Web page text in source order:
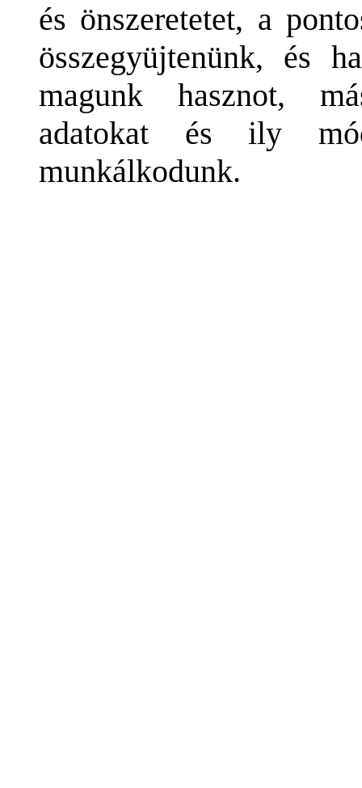
és önszeretetet, a
összegyüjtenünk, és
magunk hasznot,
adatokat és ily
munkálkodunk.